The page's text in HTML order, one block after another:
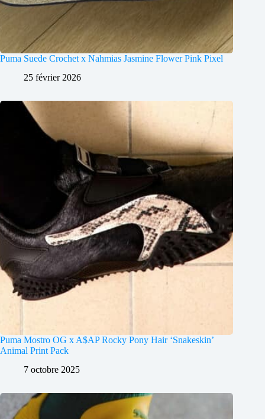
Puma Suede Crochet x Nahmias Jasmine Flower Pink Pixel
25 février 2026
Puma Mostro OG x A$AP Rocky Pony Hair ‘Snakeskin’
Animal Print Pack
7 octobre 2025